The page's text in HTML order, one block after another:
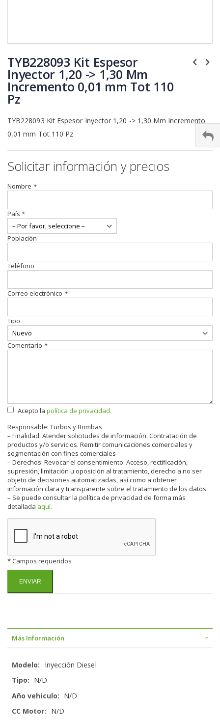
TYB228093 Kit Espesor
Inyector 1,20 -> 1,30 Mm
Incremento 0,01 mm Tot 110
Pz
TYB228093 Kit Espesor Inyector 1,20 -> 1,30 Mm Incremento
0,01 mm Tot 110 Pz
Solicitar información y precios
Nombre *
País *
Población
Teléfono
Correo electrónico *
Tipo
Comentario *
Acepto la política de privacidad.
Responsable: Turbos y Bombas
– Finalidad: Atender solicitudes de información. Contratación de
productos y/o servicios. Remitir comunicaciones comerciales y
segmentación con fines comerciales
– Derechos: Revocar el consentimiento. Acceso, rectificación,
supresión, limitación u oposición al tratamiento, derecho a no ser
objeto de decisiones automatizadas, así como a obtener
información clara y transparente sobre el tratamiento de los datos.
– Se puede consultar la política de privacidad de forma más
detallada aquí.
* Campos requeridos
al
comienzo
de
la
galería
de
Más Información
Más
Información
Inyección Diesel
N/D
N/D
N/D